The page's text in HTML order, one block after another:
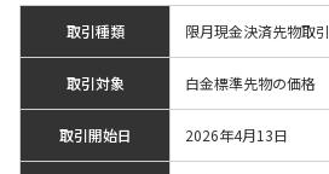
取引種類 限月現金決済先物取引
取引対象 白金標準先物の価格
取引開始日 2026年4月13日